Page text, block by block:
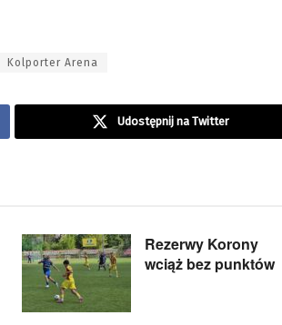
Kolporter Arena
Udostępnij na Twitter
Rezerwy Korony
wciąż bez punktów